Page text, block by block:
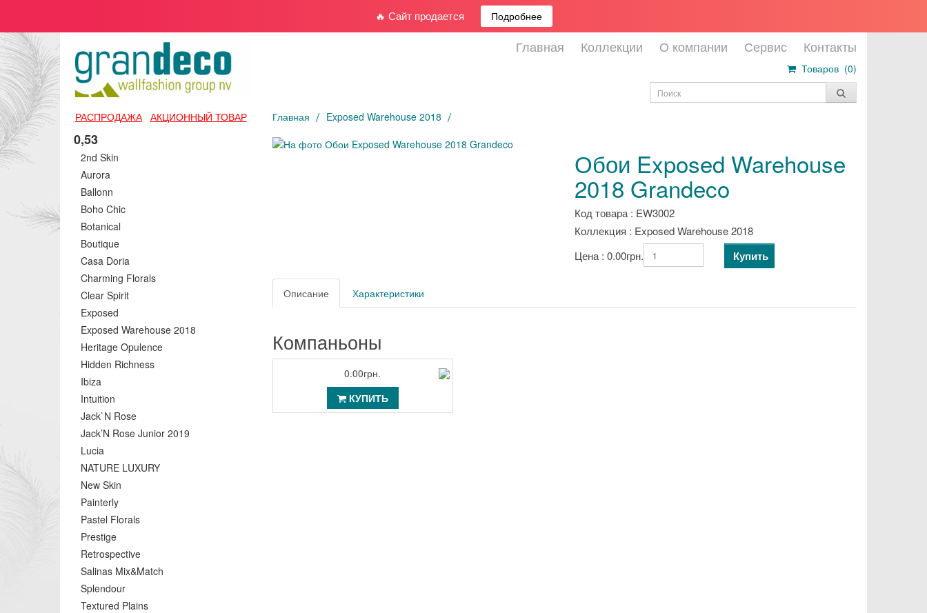
🔥 Сайт продается Подробнее
Главная Коллекции О компании Сервис Контакты
Товаров (0)
РАСПРОДАЖА АКЦИОННЫЙ ТОВАР
0,53
2nd Skin
Aurora
Ballonn
Boho Chic
Botanical
Boutique
Casa Doria
Charming Florals
Clear Spirit
Exposed
Exposed Warehouse 2018
Heritage Opulence
Hidden Richness
Ibiza
Intuition
Jack`N Rose
Jack’N Rose Junior 2019
Lucia
NATURE LUXURY
New Skin
Painterly
Pastel Florals
Prestige
Retrospective
Salinas Mix&Match
Splendour
Textured Plains
Главная Exposed Warehouse 2018
Обои Exposed Warehouse
2018 Grandeco
Код товара : EW3002
Коллекция : Exposed Warehouse 2018
Цена : 0.00грн.
Купить
Описание Характеристики
Компаньоны
0.00грн.
КУПИТЬ